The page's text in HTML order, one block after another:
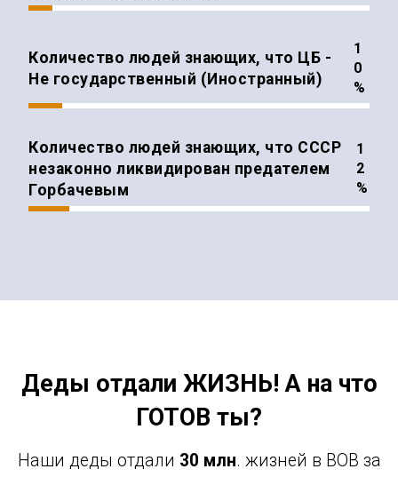
Количество людей знающих, что ЦБ -
Не государственный (Иностранный)
%
Количество людей знающих, что СССР
незаконно ликвидирован предателем
Горбачевым
%
Деды отдали ЖИЗНЬ! А на что
ГОТОВ ты?
Наши деды отдали 30 млн. жизней в ВОВ за